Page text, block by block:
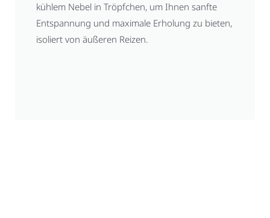
kühlem Nebel in Tröpfchen, um Ihnen sanfte
Entspannung und maximale Erholung zu bieten,
isoliert von äußeren Reizen.